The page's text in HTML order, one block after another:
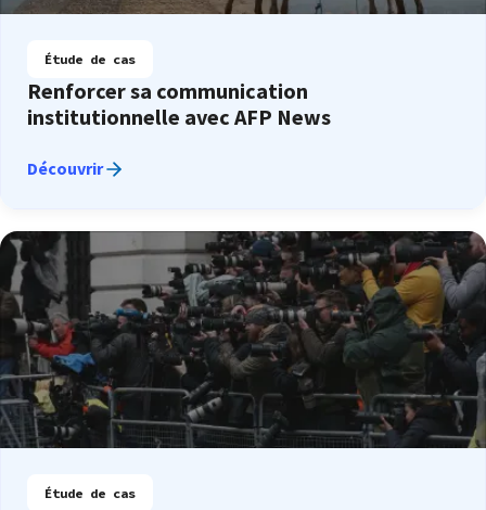
Étude de cas
Renforcer sa communication
institutionnelle avec AFP News
Découvrir
Étude de cas